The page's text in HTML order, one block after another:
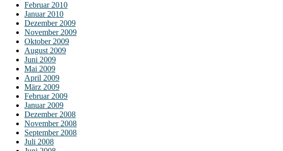
Februar 2010
Januar 2010
Dezember 2009
November 2009
Oktober 2009
August 2009
Juni 2009
Mai 2009
April 2009
März 2009
Februar 2009
Januar 2009
Dezember 2008
November 2008
September 2008
Juli 2008